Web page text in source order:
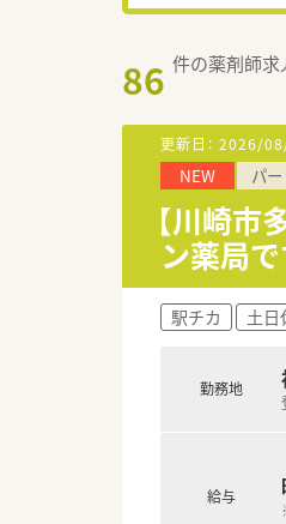
86 件の薬剤師求
更新日： 2026/
NEW パー
【川崎
ン薬局で
駅チカ 土日
勤務地
給与